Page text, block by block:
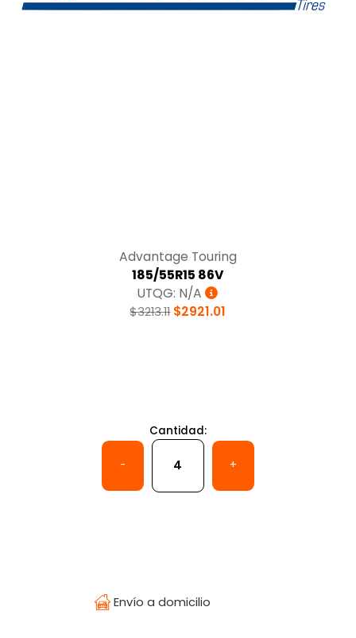
Advantage Touring
185/55R15 86V
UTQG: N/A
$3213.11$2921.01
Cantidad:
- +
Envío a domicilio
Temperatura